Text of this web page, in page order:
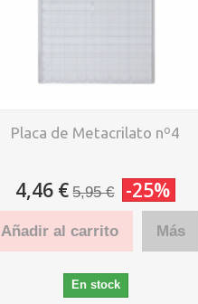
Placa de Metacrilato nº4
4,46 € 5,95 € -25%
Añadir al carrito Más
En stock